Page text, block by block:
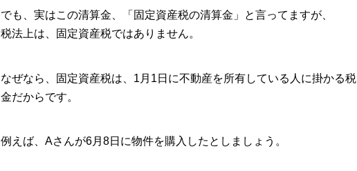
でも、実はこの清算金、「固定資産税の清算金」と言ってますが、
税法上は、固定資産税ではありません。
なぜなら、固定資産税は、1月1日に不動産を所有している人に掛かる税
金だからです。
例えば、Aさんが6月8日に物件を購入したとしましょう。